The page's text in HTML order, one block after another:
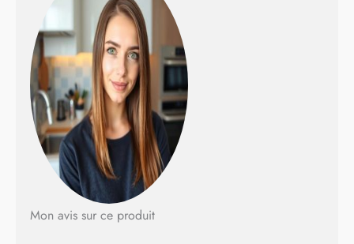
longue, spatule) et 2
poignées amovibles
POIGNÉE AMOVIBLE
ULTRA SECURISEE : la
poignée amovible sûre et
brevetée bénéficie d’une
garantie de 10 ans GAIN
DE PLACE : grâce à son
empilabilité, Ingenio vous
fait gagner de la place dans
vos placards NETTOYAGE
Mon avis sur ce produit